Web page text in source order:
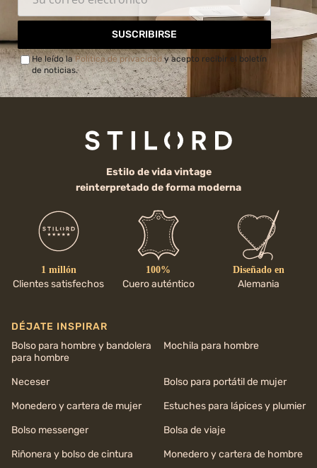
SUSCRIBIRSE
He leído laPolítica de privacidady acepto recibir el boletín
de noticias.
Estilo de vida vintage
reinterpretado de forma moderna
1 millón
Clientes satisfechos
100%
Cuero auténtico
Diseñado en
Alemania
DÉJATE INSPIRAR
Bolso para hombre y bandolera
para hombre
Mochila para hombre
Neceser
Bolso para portátil de mujer
Monedero y cartera de mujer
Estuches para lápices y plumier
Bolso messenger
Bolsa de viaje
Riñonera y bolso de cintura
Monedero y cartera de hombre